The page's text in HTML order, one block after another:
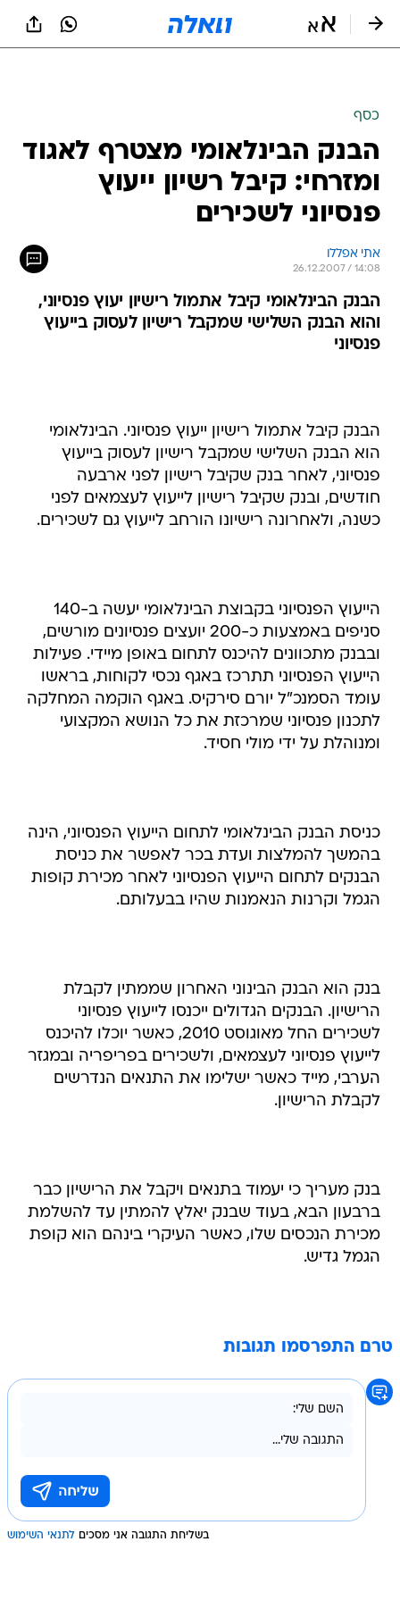
כסף
הבנק הבינלאומי מצטרף לאגוד
ומזרחי: קיבל רשיון ייעוץ
פנסיוני לשכירים
אתי אפללו
26.12.2007 / 14:08
הבנק הבינלאומי קיבל אתמול רישיון יעוץ פנסיוני,
והוא הבנק השלישי שמקבל רישיון לעסוק בייעוץ
פנסיוני
הבנק קיבל אתמול רישיון ייעוץ פנסיוני. הבינלאומי
הוא הבנק השלישי שמקבל רישיון לעסוק בייעוץ
פנסיוני, לאחר בנק שקיבל רישיון לפני ארבעה
חודשים, ובנק שקיבל רישיון לייעוץ לעצמאים לפני
כשנה, ולאחרונה רישיונו הורחב לייעוץ גם לשכירים.
הייעוץ הפנסיוני בקבוצת הבינלאומי יעשה ב-140
סניפים באמצעות כ-200 יועצים פנסיונים מורשים,
ובבנק מתכוונים להיכנס לתחום באופן מיידי. פעילות
הייעוץ הפנסיוני תתרכז באגף נכסי לקוחות, בראשו
עומד הסמנכ"ל יורם סירקיס. באגף הוקמה המחלקה
לתכנון פנסיוני שמרכזת את כל הנושא המקצועי
ומנוהלת על ידי מולי חסיד.
כניסת הבנק הבינלאומי לתחום הייעוץ הפנסיוני, הינה
בהמשך להמלצות ועדת בכר לאפשר את כניסת
הבנקים לתחום הייעוץ הפנסיוני לאחר מכירת קופות
הגמל וקרנות הנאמנות שהיו בבעלותם.
בנק הוא הבנק הבינוני האחרון שממתין לקבלת
הרישיון. הבנקים הגדולים ייכנסו לייעוץ פנסיוני
לשכירים החל מאוגוסט 2010, כאשר יוכלו להיכנס
לייעוץ פנסיוני לעצמאים, ולשכירים בפריפריה ובמגזר
הערבי, מייד כאשר ישלימו את התנאים הנדרשים
לקבלת הרישיון.
בנק מעריך כי יעמוד בתנאים ויקבל את הרישיון כבר
ברבעון הבא, בעוד שבנק יאלץ להמתין עד להשלמת
מכירת הנכסים שלו, כאשר העיקרי בינהם הוא קופת
הגמל גדיש.
טרם התפרסמו תגובות
בשליחת התגובה אני מסכים לתנאי השימוש